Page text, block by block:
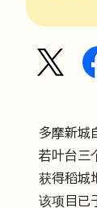
多摩新城
若叶台三
获得稻城
该项目已